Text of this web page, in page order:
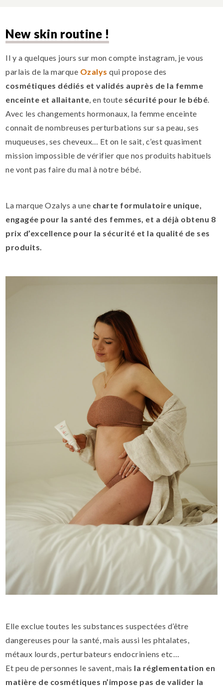
New skin routine !
Il y a quelques jours sur mon compte instagram, je vous
parlais de la marque Ozalys qui propose des
cosmétiques dédiés et validés auprès de la femme
enceinte et allaitante, en toute sécurité pour le bébé.
Avec les changements hormonaux, la femme enceinte
connait de nombreuses perturbations sur sa peau, ses
muqueuses, ses cheveux… Et on le sait, c’est quasiment
mission impossible de vérifier que nos produits habituels
ne vont pas faire du mal à notre bébé.
La marque Ozalys a une charte formulatoire unique,
engagée pour la santé des femmes, et a déjà obtenu 8
prix d’excellence pour la sécurité et la qualité de ses
produits.
Elle exclue toutes les substances suspectées d’être
dangereuses pour la santé, mais aussi les phtalates,
métaux lourds, perturbateurs endocriniens etc…
Et peu de personnes le savent, mais la réglementation en
matière de cosmétiques n’impose pas de valider la